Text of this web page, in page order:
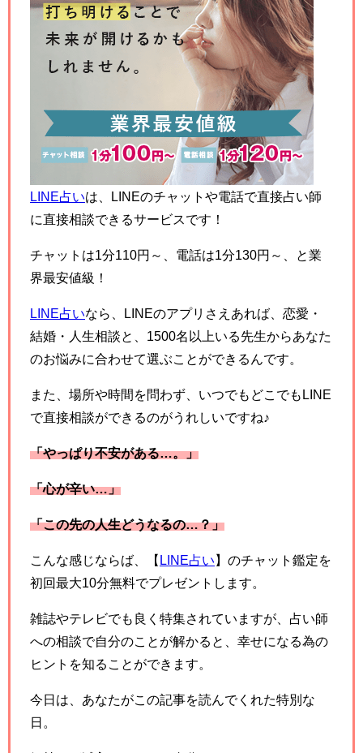
LINE占いは、LINEのチャットや電話で直接占い師
に直接相談できるサービスです！
チャットは1分110円～、電話は1分130円～、と業
界最安値級！
LINE占いなら、LINEのアプリさえあれば、恋愛・
結婚・人生相談と、1500名以上いる先生からあなた
のお悩みに合わせて選ぶことができるんです。
また、場所や時間を問わず、いつでもどこでもLINE
で直接相談ができるのがうれしいですね♪
「やっぱり不安がある…。」
「心が辛い…」
「この先の人生どうなるの…？」
こんな感じならば、【 LINE占い 】のチャット鑑定を
初回最大10分無料でプレゼントします。
雑誌やテレビでも良く特集されていますが、占い師
への相談で自分のことが解かると、幸せになる為の
ヒントを知ることができます。
今日は、あなたがこの記事を読んでくれた特別な
日。